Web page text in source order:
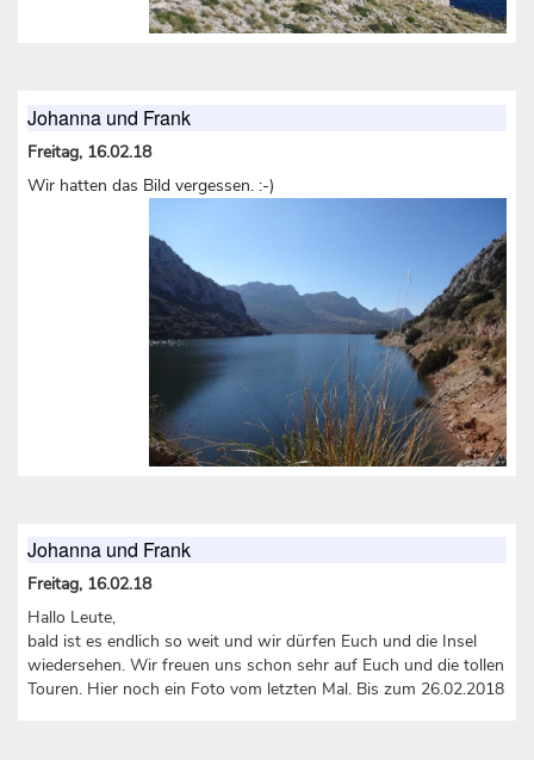
Johanna und Frank
Freitag, 16.02.18
Wir hatten das Bild vergessen. :-)
Johanna und Frank
Freitag, 16.02.18
Hallo Leute,
bald ist es endlich so weit und wir dürfen Euch und die Insel
wiedersehen. Wir freuen uns schon sehr auf Euch und die tollen
Touren. Hier noch ein Foto vom letzten Mal. Bis zum 26.02.2018